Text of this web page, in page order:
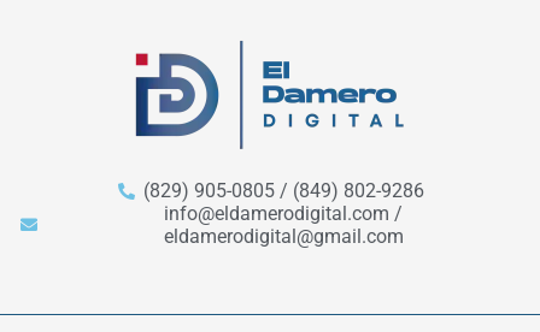
(829) 905-0805 / (849) 802-9286
info@eldamerodigital.com /
eldamerodigital@gmail.com